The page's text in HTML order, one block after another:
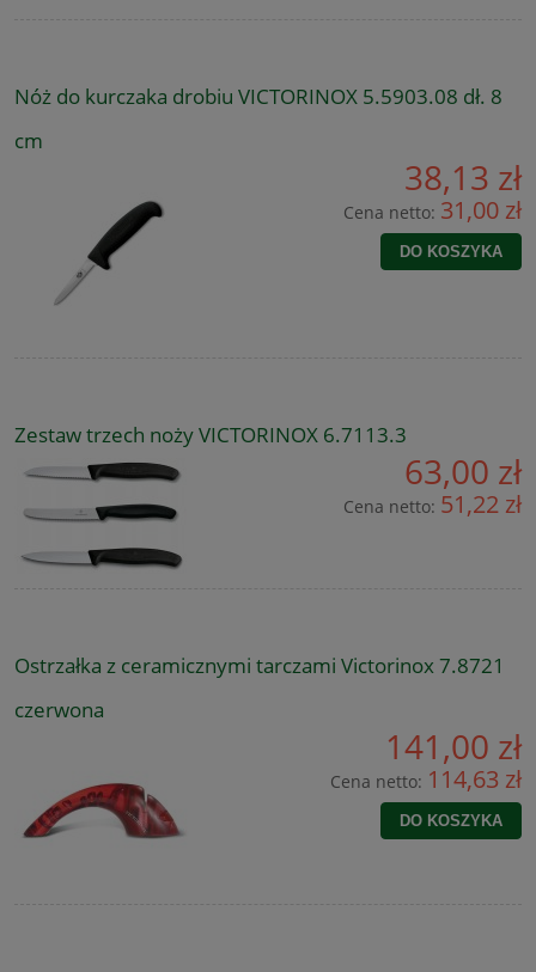
Nóż do kurczaka drobiu VICTORINOX 5.5903.08 dł. 8
cm
38,13 zł
Cena netto: 31,00 zł
DO KOSZYKA
Zestaw trzech noży VICTORINOX 6.7113.3
63,00 zł
Cena netto: 51,22 zł
Ostrzałka z ceramicznymi tarczami Victorinox 7.8721
czerwona
141,00 zł
Cena netto: 114,63 zł
DO KOSZYKA